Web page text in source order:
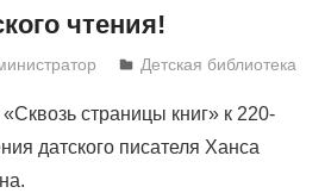
чтения!
Детская библиотека
страницы книг» к 220-
датского писателя Ханса